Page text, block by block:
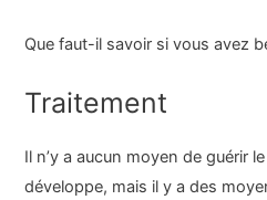
Que faut-il savoir si vous avez
Traitement
Il n’y a aucun moyen de guérir
développe, mais il y a des